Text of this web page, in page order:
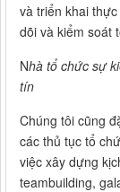
và triển khai
dõi và kiểm soát
Nhà tổ chức sự
tín
Chúng tôi cũng
các thủ tục tổ
việc xây dựng
teambuilding,